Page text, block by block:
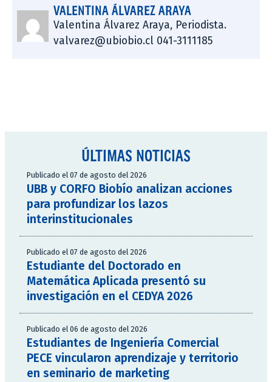
VALENTINA ÁLVAREZ ARAYA
Valentina Álvarez Araya, Periodista.
valvarez@ubiobio.cl 041-3111185
ÚLTIMAS NOTICIAS
Publicado el 07 de agosto del 2026
UBB y CORFO Biobío analizan acciones
para profundizar los lazos
interinstitucionales
Publicado el 07 de agosto del 2026
Estudiante del Doctorado en
Matemática Aplicada presentó su
investigación en el CEDYA 2026
Publicado el 06 de agosto del 2026
Estudiantes de Ingeniería Comercial
PECE vincularon aprendizaje y territorio
en seminario de marketing